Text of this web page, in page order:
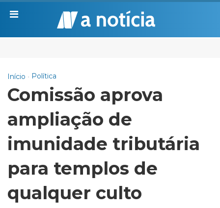
Início Política
Comissão aprova
ampliação de
imunidade tributária
para templos de
qualquer culto